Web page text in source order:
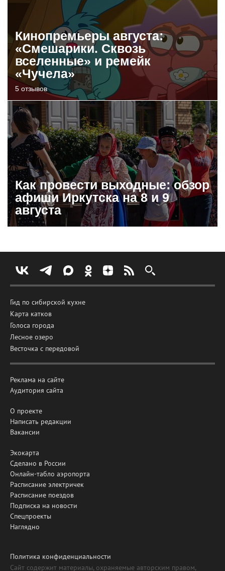
Кинопремьеры августа:
«Смешарики. Сквозь
вселенные» и ремейк
«Чучела»
5 отзывов
Как провести выходные: обзор
афиши Иркутска на 8 и 9
августа
Гид по сибирской кухне
Карта катков
Голоса города
Лесное озеро
Весточка с передовой
Реклама на сайте
Аудитория сайта
О проекте
Написать редакции
Вакансии
Экокарта
Сделано в России
Онлайн-табло аэропорта
Расписание электричек
Расписание поездов
Подписка на новости
Спецпроекты
Наглядно
Политика конфиденциальности
Сайт содержит материалы, охраняемые авторским правом,